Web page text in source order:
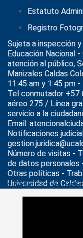
>Noticias>
invitado como
Estatuto
Registro
Sujeta a inspección
Educación Nacional -
atención al público,
Manizales Caldas
11:45 am y 1:45 pm
Tel conmutador +57
aéreo 275 / Línea
servicio a la
Email:
Notificaciones
Número de visitas -
de datos personales
Otras políticas -
Universidad de Caldas